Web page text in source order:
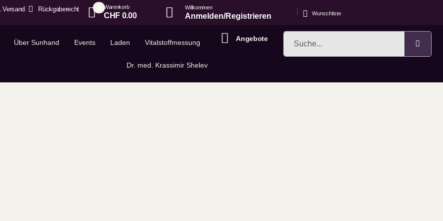
Versand Rückgaberecht Warenkorb
CHF 0.00
Willkommen
Anmelden/Registrieren Wunschliste
Über Sunhand Events Laden Vitalstoffmessung
Dr. med. Krassimir Shelev
Angebote